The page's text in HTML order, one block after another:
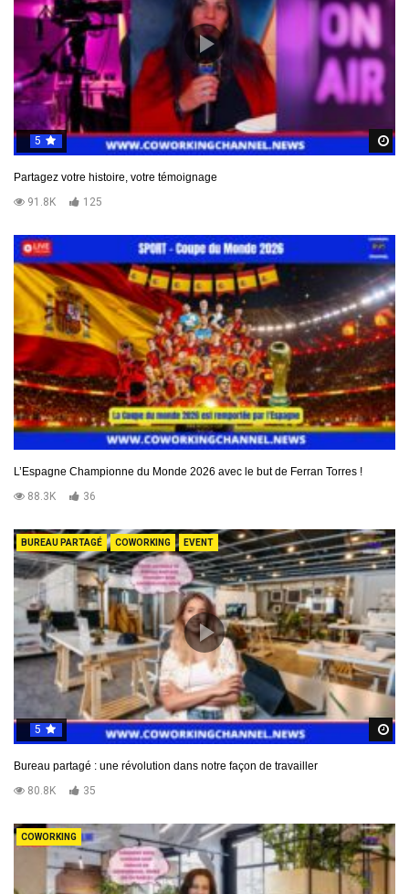
5
Partagez votre histoire, votre témoignage
91.8K
125
L’Espagne Championne du Monde 2026 avec le but de Ferran Torres !
88.3K
36
BUREAU PARTAGÉ COWORKING EVENT
5
Bureau partagé : une révolution dans notre façon de travailler
80.8K
35
COWORKING